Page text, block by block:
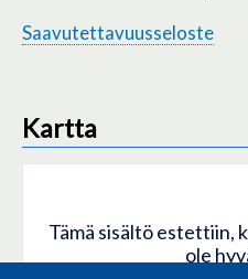
Saavutettavuusseloste
Kartta
Tämä sisältö estettiin,
ole